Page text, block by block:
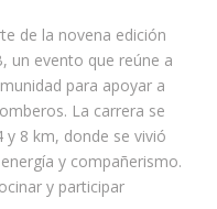
de la novena edición
un evento que reúne a
para apoyar a
La carrera se
y 8 km, donde se vivió
y compañerismo.
y participar